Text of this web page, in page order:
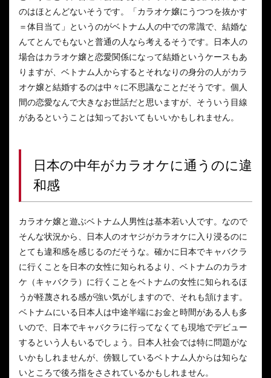
のはほとんどないそうです。「カラオケ嬢にうつつを抜かす
＝体目当て」というのがベトナム人の中での常識で、結婚な
んてとんでもないと普通の人なら考えるそうです。日本人の
場合はカラオケ嬢と恋愛関係になって結婚というケースもあ
りますが、ベトナム人からするとそれなりの身分の人がカラ
オケ嬢と結婚するのは中々に不思議なことだそうです。個人
間の恋愛なんで大きなお世話だと思いますが、そういう目線
があるということは知っておいてもいいかもしれません。
日本の中年がカラオケに通うのに違
和感
カラオケ嬢と遊ぶベトナム人男性は基本若い人です。なので
そんな状況から、日本人のオヤジがカラオケに入り浸るのに
とても違和感を感じるのだそうな。確かに日本でキャバクラ
に行くことを日本の女性に知られるより、ベトナムのカラオ
ケ（キャバクラ）に行くことをベトナムの女性に知られるほ
うが軽蔑される感が強い気がしますので、それも頷けます。
ベトナムにいる日本人は中途半端にお金と時間がある人も多
いので、日本でキャバクラに行ってなくても現地でデビュー
するという人もいるでしょう。日本人社会では特に問題がな
いかもしれませんが、傍観しているベトナム人からは知らな
いところで後ろ指をさされているかもしれません。